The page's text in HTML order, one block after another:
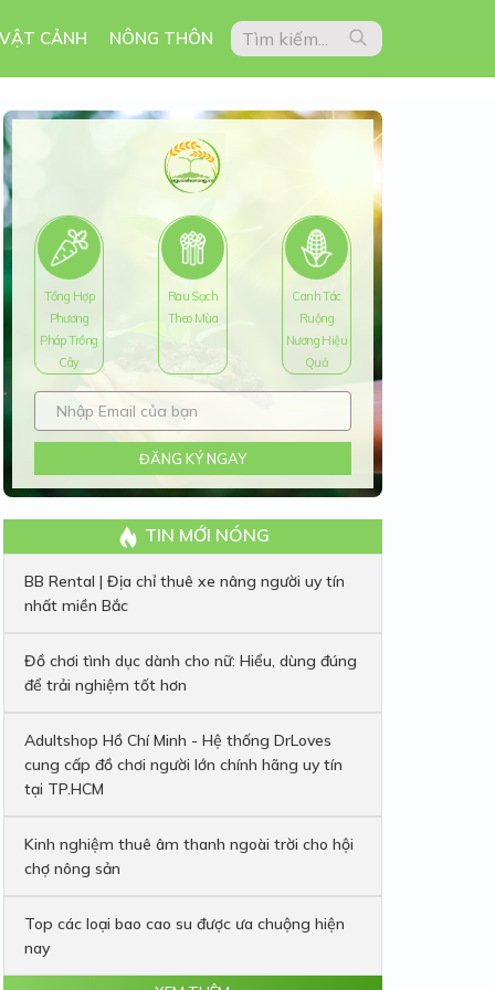
CẢNH NÔNG THÔN
Tổng Hợp
Phương
Pháp Trồng
Cây
Rau Sạch
Theo Mùa
Canh Tác
Ruộng
Nương Hiệu
Quả
ĐĂNG KÝ NGAY
TIN MỚI NÓNG
BB Rental | Địa chỉ thuê xe nâng người uy tín
nhất miền Bắc
Đồ chơi tình dục dành cho nữ: Hiểu, dùng đúng
để trải nghiệm tốt hơn
Adultshop Hồ Chí Minh - Hệ thống DrLoves
cung cấp đồ chơi người lớn chính hãng uy tín
tại TP.HCM
Kinh nghiệm thuê âm thanh ngoài trời cho hội
chợ nông sản
Top các loại bao cao su được ưa chuộng hiện
nay